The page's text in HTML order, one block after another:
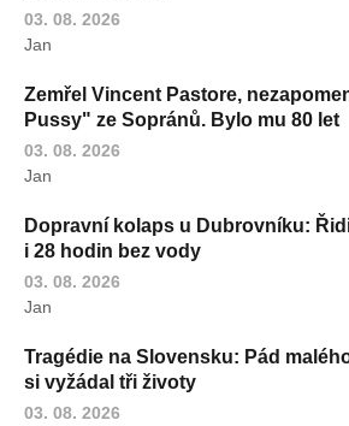
03. 08. 2026
Jan
Zemřel Vincent Pastore,
Pussy" ze Sopránů. Bylo mu 80 let
03. 08. 2026
Jan
Dopravní kolaps u Dubrovníku:
i 28 hodin bez vody
03. 08. 2026
Jan
Tragédie na Slovensku: Pád
si vyžádal tři životy
03. 08. 2026